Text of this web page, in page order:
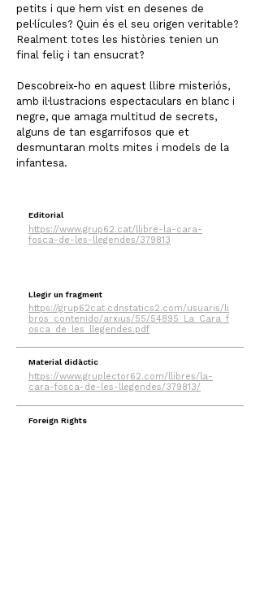
petits i que hem vist en desenes de
pel·lícules? Quin és el seu origen veritable?
Realment totes les històries tenien un
final feliç i tan ensucrat?
Descobreix-ho en aquest llibre misteriós,
amb il·lustracions espectaculars en blanc i
negre, que amaga multitud de secrets,
alguns de tan esgarrifosos que et
desmuntaran molts mites i models de la
infantesa.
Editorial
https://www.grup62.cat/llibre-la-cara-
fosca-de-les-llegendes/379813
Llegir un fragment
https://grup62cat.cdnstatics2.com/usuaris/li
bros_contenido/arxius/55/54895_La_Cara_f
osca_de_les_llegendes.pdf
Material didàctic
https://www.gruplector62.com/llibres/la-
cara-fosca-de-les-llegendes/379813/
Foreign Rights